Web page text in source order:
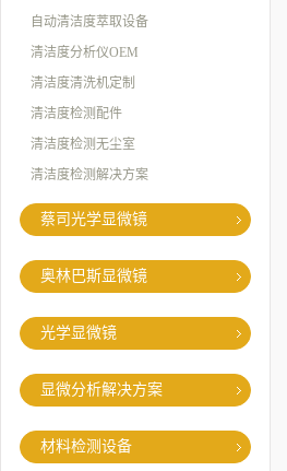
自动清洁度萃取设备
清洁度分析仪OEM
清洁度清洗机定制
清洁度检测配件
清洁度检测无尘室
清洁度检测解决方案
蔡司光学显微镜
奥林巴斯显微镜
光学显微镜
显微分析解决方案
材料检测设备